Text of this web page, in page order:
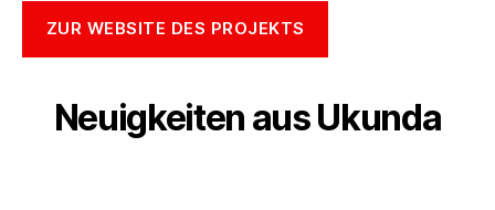
ZUR WEBSITE DES PROJEKTS
Neuigkeiten aus Ukunda